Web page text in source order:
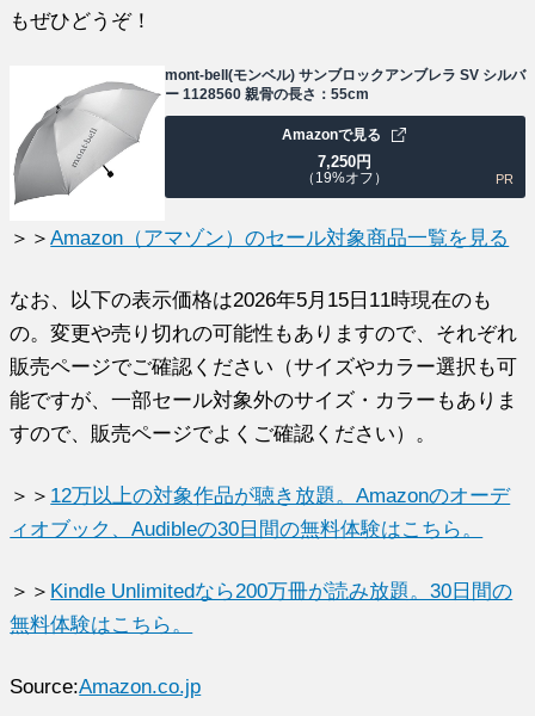
もぜひどうぞ！
mont-bell(モンベル) サンブロックアンブレラ SV シルバ
ー 1128560 親骨の長さ：55cm
7,250円
（19%オフ）
Amazonで見る
PR
＞＞ Amazon（アマゾン）のセール対象商品一覧を見る
なお、以下の表示価格は2026年5月15日11時現在のも
の。変更や売り切れの可能性もありますので、それぞれ
販売ページでご確認ください（サイズやカラー選択も可
能ですが、一部セール対象外のサイズ・カラーもありま
すので、販売ページでよくご確認ください）。
＞＞ 12万以上の対象作品が聴き放題。Amazonのオーデ
ィオブック、Audibleの30日間の無料体験はこちら。
＞＞ Kindle Unlimitedなら200万冊が読み放題。30日間の
無料体験はこちら。
Source:Amazon.co.jp